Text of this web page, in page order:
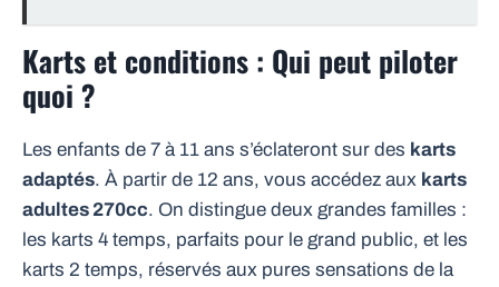
Karts et conditions : Qui peut piloter
quoi ?
Les enfants de 7 à 11 ans s’éclateront sur des karts
adaptés. À partir de 12 ans, vous accédez aux karts
adultes 270cc. On distingue deux grandes familles :
les karts 4 temps, parfaits pour le grand public, et les
karts 2 temps, réservés aux pures sensations de la